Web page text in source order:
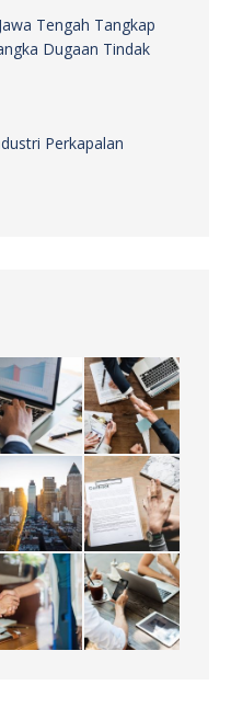
Tengah Tangkap
Dugaan Tindak
Perkapalan